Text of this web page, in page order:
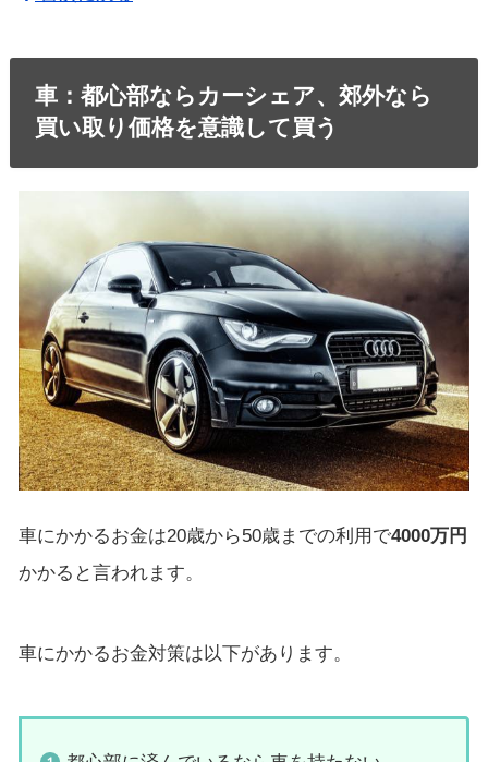
車：都心部ならカーシェア、郊外なら
買い取り価格を意識して買う
車にかかるお金は20歳から50歳までの利用で4000万円
かかると言われます。
車にかかるお金対策は以下があります。